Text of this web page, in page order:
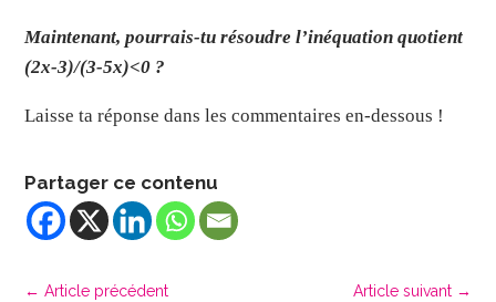
Maintenant, pourrais-tu résoudre l’inéquation quotient
(2x-3)/(3-5x)<0 ?
Laisse ta réponse dans les commentaires en-dessous !
Partager ce contenu
←Article précédent Article suivant→